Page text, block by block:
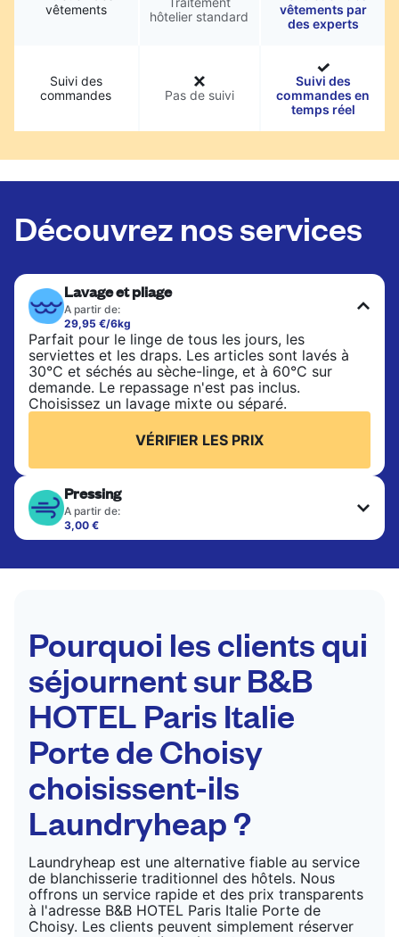
vêtements
hôtelier standard
vêtements par
des experts
Suivi des
commandes
Pas de suivi
Suivi des
commandes en
temps réel
Découvrez nos services
Lavage et pliage
A partir de:
29,95 €/6kg
Parfait pour le linge de tous les jours, les
serviettes et les draps. Les articles sont lavés à
30°C et séchés au sèche-linge, et à 60°C sur
demande. Le repassage n'est pas inclus.
Choisissez un lavage mixte ou séparé.
VÉRIFIER LES PRIX
Pressing
A partir de:
3,00 €
Les articles délicats sont nettoyés à sec et finis
costumes, les robes, les manteaux et les tissus
VÉRIFIER LES PRIX
Pourquoi les clients qui
séjournent sur B&B
HOTEL Paris Italie
Porte de Choisy
choisissent-ils
Laundryheap ?
Laundryheap est une alternative fiable au service
de blanchisserie traditionnel des hôtels. Nous
offrons un service rapide et des prix transparents
à l'adresse B&B HOTEL Paris Italie Porte de
Choisy. Les clients peuvent simplement réserver